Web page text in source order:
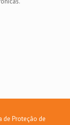
de Proteção de